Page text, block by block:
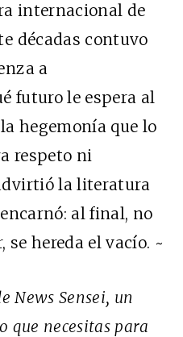
internacional de
décadas contuvo
a
futuro le espera al
hegemonía que lo
respeto ni
la literatura
al final, no
se hereda el vacío. ~
News Sensei, un
que necesitas para